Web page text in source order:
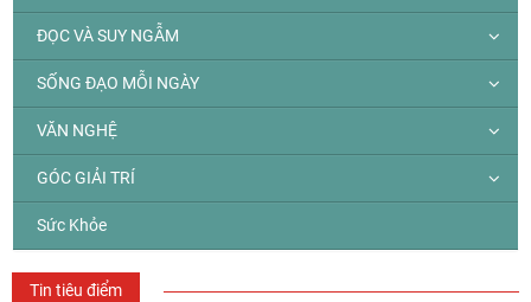
ĐỌC VÀ SUY NGẪM
SỐNG ĐẠO MỖI NGÀY
VĂN NGHỆ
GÓC GIẢI TRÍ
Sức Khỏe
Tin tiêu điểm